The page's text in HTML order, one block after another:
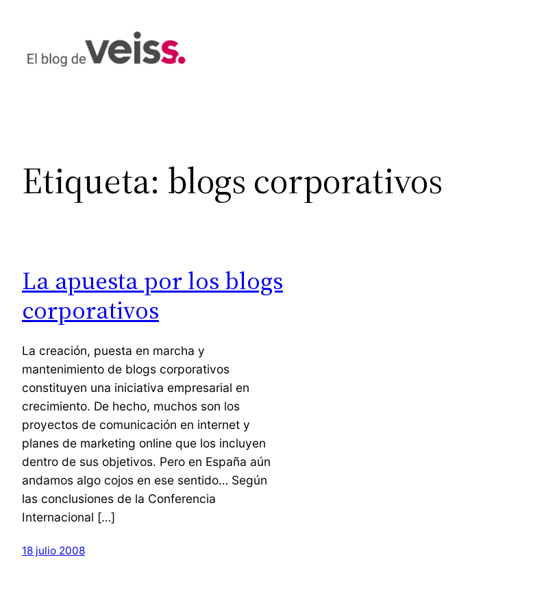
Etiqueta: blogs corporativos
La apuesta por los blogs
corporativos
La creación, puesta en marcha y
mantenimiento de blogs corporativos
constituyen una iniciativa empresarial en
crecimiento. De hecho, muchos son los
proyectos de comunicación en internet y
planes de marketing online que los incluyen
dentro de sus objetivos. Pero en España aún
andamos algo cojos en ese sentido… Según
las conclusiones de la Conferencia
Internacional […]
18 julio 2008